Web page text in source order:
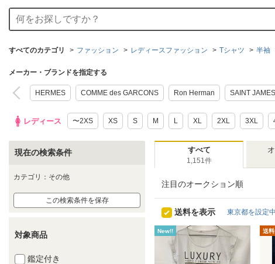
すべてのカテゴリ ファッション レディースファッション Tシャツ 半袖
メーカー・ブランドを指定する
HERMES COMME des GARCONS Ron Herman SAINT JAMES
レディース 〜2XS XS S M L XL 2XL 3XL
現在の検索条件
カテゴリ：その他
この検索条件を保存
対象商品
鑑定付き
すべて
1,151件
注目のオークション順
送料を表示 東京都を設定中
New!! 送